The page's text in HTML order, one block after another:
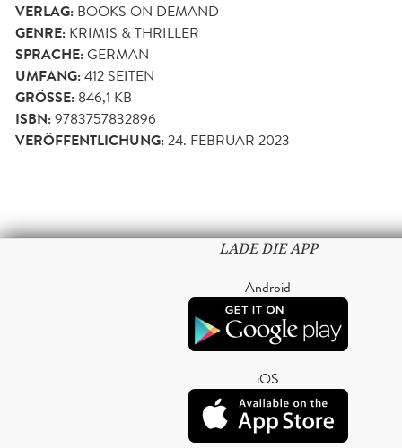
VERLAG: BOOKS ON DEMAND
GENRE: KRIMIS & THRILLER
SPRACHE:GERMAN
UMFANG:412 SEITEN
GRÖSSE: 846,1 KB
ISBN:9783757832896
VERÖFFENTLICHUNG:24. FEBRUAR 2023
LADE DIE APP
Android
iOS